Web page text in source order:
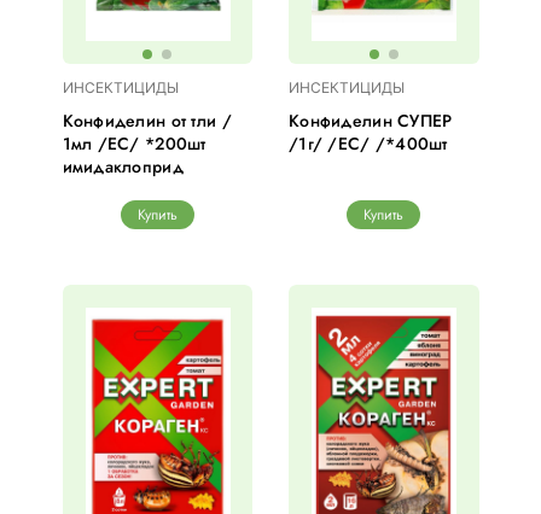
ИНСЕКТИЦИДЫ
Конфиделин от тли /
1мл /ЕС/ *200шт
имидаклоприд
Купить
ИНСЕКТИЦИДЫ
Конфиделин СУПЕР
/1г/ /ЕС/ /*400шт
Купить